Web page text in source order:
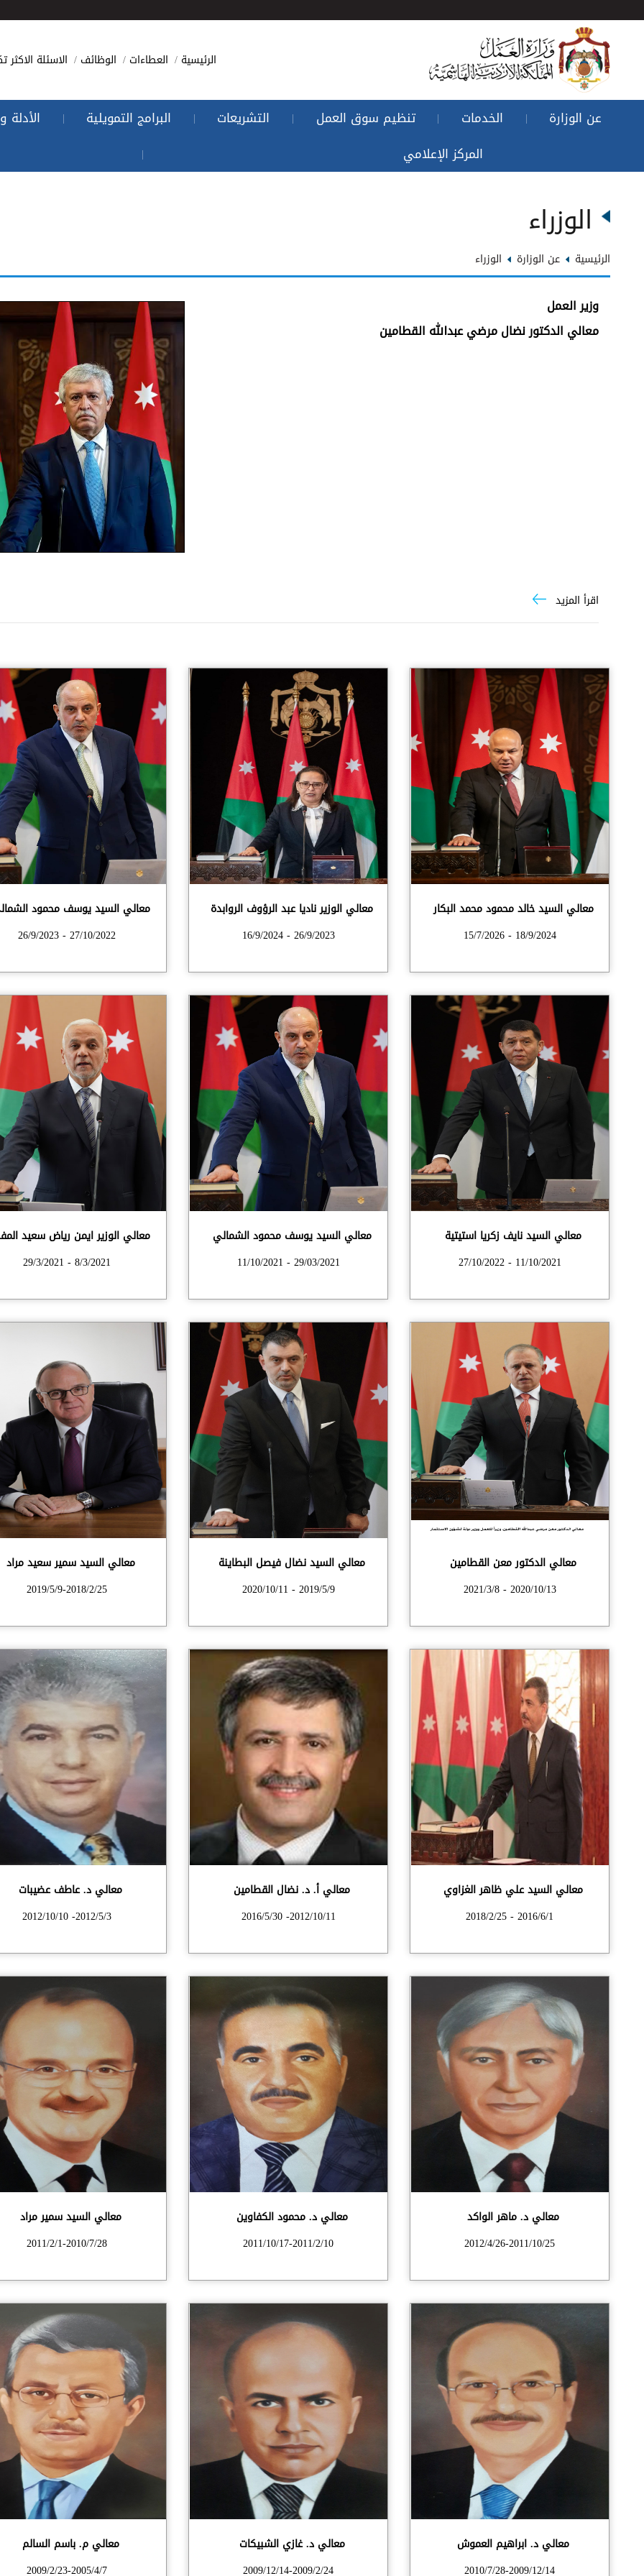
الرئيسية العطاءات الوظائف الاسئلة الاكثر
عن الوزارة | الخدمات | تنظيم سوق العمل | التشريعات | البرامج التمويلية |
المركز الإعلامي
|
الوزراء
الرئيسية عن الوزارة الوزراء
وزير العمل
معالي الدكتور نضال مرضي عبدالله القطامين
اقرأ المزيد
معالي السيد خالد محمود محمد البكار
18/9/2024 - 15/7/2026
معالي الوزير ناديا عبد الرؤوف الروابدة
26/9/2023 - 16/9/2024
معالي السيد يوسف محمود
27/10/2022 - 26/9/2023
معالي السيد نايف زكريا استيتية
11/10/2021 - 27/10/2022
معالي السيد يوسف محمود الشمالي
29/03/2021 - 11/10/2021
معالي الوزير ايمن رياض سعيد
8/3/2021 - 29/3/2021
معالي الدكتور معن القطامين
2020/10/13 - 2021/3/8
معالي السيد نضال فيصل البطاينة
2019/5/9 - 2020/10/11
معالي السيد سمير سعيد مراد
2019/5/9-2018/2/25
معالي السيد علي ظاهر الغزاوي
2016/6/1 - 2018/2/25
معالي أ. د. نضال القطامين
2012/10/11- 2016/5/30
معالي د. عاطف عضيبات
2012/5/3- 2012/10/10
معالي د. ماهر الواكد
2012/4/26-2011/10/25
معالي د. محمود الكفاوين
2011/10/17-2011/2/10
معالي السيد سمير مراد
2011/2/1-2010/7/28
معالي د. ابراهيم العموش
2010/7/28-2009/12/14
معالي د. غازي الشبيكات
2009/12/14-2009/2/24
معالي م. باسم السالم
2009/2/23-2005/4/7